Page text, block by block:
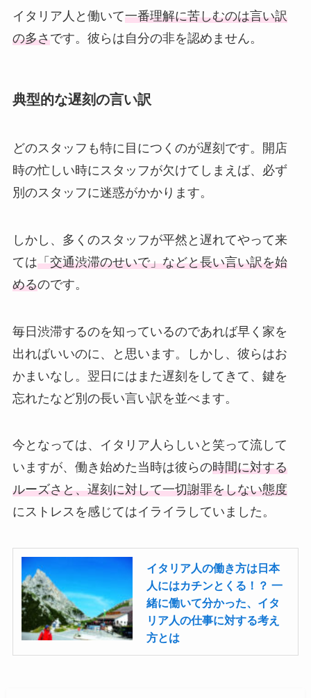
イタリア人と働いて一番理解に苦しむのは言い訳
の多さです。彼らは自分の非を認めません。
典型的な遅刻の言い訳
どのスタッフも特に目につくのが遅刻です。開店
時の忙しい時にスタッフが欠けてしまえば、必ず
別のスタッフに迷惑がかかります。
しかし、多くのスタッフが平然と遅れてやって来
ては「交通渋滞のせいで」などと長い言い訳を始
めるのです。
毎日渋滞するのを知っているのであれば早く家を
出ればいいのに、と思います。しかし、彼らはお
かまいなし。翌日にはまた遅刻をしてきて、鍵を
忘れたなど別の長い言い訳を並べます。
今となっては、イタリア人らしいと笑って流して
いますが、働き始めた当時は彼らの時間に対する
ルーズさと、遅刻に対して一切謝罪をしない態度
にストレスを感じてはイライラしていました。
イタリア人の働き方は日本
人にはカチンとくる！？ 一
緒に働いて分かった、イタ
リア人の仕事に対する考え
方とは